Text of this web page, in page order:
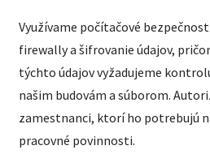
Využívame počítačové
firewally a šifrovanie údajov,
týchto údajov vyžadujeme
našim budovám a súborom.
zamestnanci, ktorí ho potrebujú
pracovné povinnosti.